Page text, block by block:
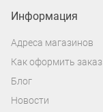
Информация
Адреса магазинов
Как оформить заказ
Блог
Новости